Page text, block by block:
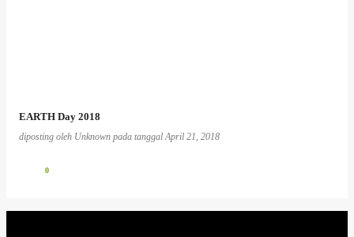
EARTH Day 2018
diposting oleh Unknown pada tanggalApril 21, 2018
0